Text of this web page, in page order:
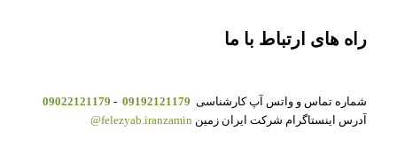
راه های ارتباط با ما
شماره تماس و واتس آپ کارشناسی 09192121179
-
09022121179
آدرس اینستاگرام شرکت ایران زمین felezyab.iranzamin@